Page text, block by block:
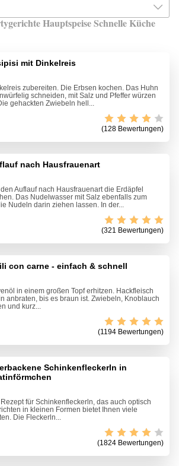
Hauptspeise Schnelle Küche
mit Dinkelreis
zubereiten. Die Erbsen kochen. Das Huhn
schneiden, mit Salz und Pfeffer würzen
gehackten Zwiebeln hell...
(128 Bewertungen)
nach Hausfrauenart
den Auflauf nach Hausfrauenart die Erdäpfel
Das Nudelwasser mit Salz ebenfalls zum
Nudeln darin ziehen lassen. In der...
(321 Bewertungen)
con carne - einfach & schnell
in einem großen Topf erhitzen. Hackfleisch
anbraten, bis es braun ist. Zwiebeln, Knoblauch
und kurz...
(1194 Bewertungen)
Schinkenfleckerln in
Rezept für Schinkenfleckerln, das auch optisch
in kleinen Formen bietet Ihnen viele
Die Fleckerln...
(1824 Bewertungen)